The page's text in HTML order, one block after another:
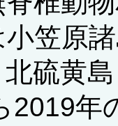
笠原
硫黄
2019年